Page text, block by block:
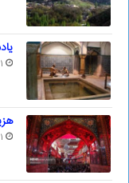
11
11